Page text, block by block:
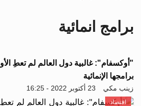
o
n
برامج انمائية
"أوكسفام": غالبية دول العالم لم تعطِ
برامجها الإنمائية
زينب مكي 23 أكتوبر 2022 - 16:25
اقتصاد